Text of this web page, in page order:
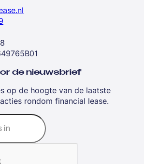
de nieuwsbrief
op de hoogte van de laatste
rondom financial lease.